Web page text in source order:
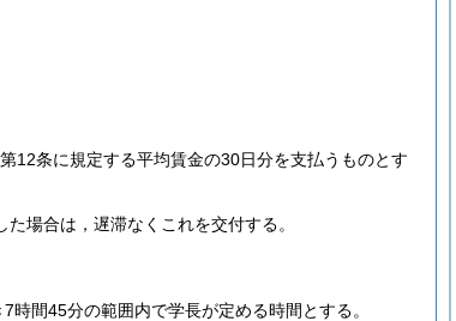
12条に規定する平均賃金の30日分を支払うものとす
場合は，遅滞なくこれを交付する。
間45分の範囲内で学長が定める時間とする。